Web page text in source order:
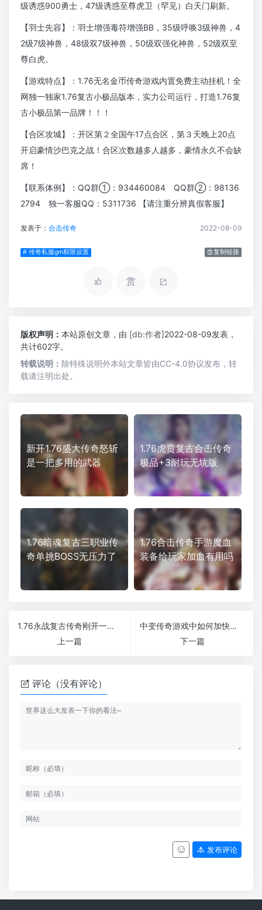
级诱惑900勇士，47级诱惑至尊虎卫（罕见）白天门刷新。
【羽士先容】：羽士增强毒符增强BB，35级呼唤3级神兽，4
2级7级神兽，48级双7级神兽，50级双强化神兽，52级双至
尊白虎。
【游戏特点】：1.76无名金币传奇游戏内置免费主动挂机！全
网独一独家1.76复古小极品版本，实力公司运行，打造1.76复
古小极品第一品牌！！！
【合区攻城】：开区第２全国午17点合区，第３天晚上20点
开启豪情沙巴克之战！合区次数越多人越多，豪情永久不会缺
席！
【联系体例】：QQ群①：934460084 QQ群②：98136
2794 独一客服QQ：5311736 【请注重分辨真假客服】
发表于： 合击传奇 2022-08-09
# 传奇私服gm权限设置 复制链接
赏
版权声明： 本站原创文章，由 [db:作者]2022-08-09发表，
共计602字。
转载说明： 除特殊说明外本站文章皆由CC-4.0协议发布，转
载请注明出处。
新开1.76盛大传奇怒斩
是一把多用的武器
1.76虎贲复古合击传奇
极品+3耐玩无坑版
1.76暗魂复古三职业传
奇单挑BOSS无压力了
1.76合击传奇手游魔血
装备给玩家加血有用吗
1.76永战复古传奇刚开一秒杀人越货不二之选纯散人服
上一篇
中变传奇游戏中如何加快打怪速度
下一篇
评论（没有评论）
发布评论